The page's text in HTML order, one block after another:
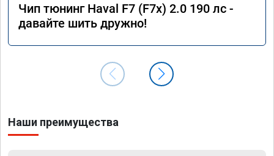
Чип тюнинг Haval F7 (F7x) 2.0 190 лс -
давайте шить дружно!
Наши преимущества